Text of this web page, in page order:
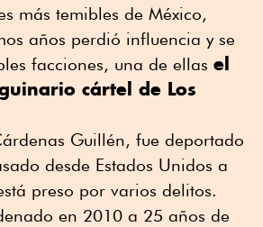
más temibles de México,
años perdió influencia y se
facciones, una de ellas el
cártel de Los
Guillén, fue deportado
desde Estados Unidos a
preso por varios delitos.
en 2010 a 25 años de